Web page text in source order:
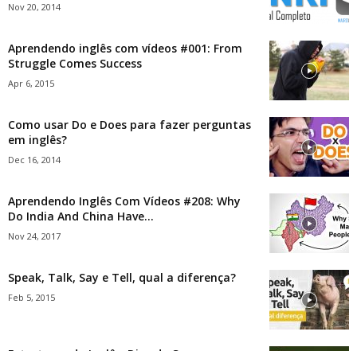
Nov 20, 2014
Aprendendo inglês com vídeos #001: From
Struggle Comes Success
Apr 6, 2015
Como usar Do e Does para fazer perguntas
em inglês?
Dec 16, 2014
Aprendendo Inglês Com Vídeos #208: Why
Do India And China Have...
Nov 24, 2017
Speak, Talk, Say e Tell, qual a diferença?
Feb 5, 2015